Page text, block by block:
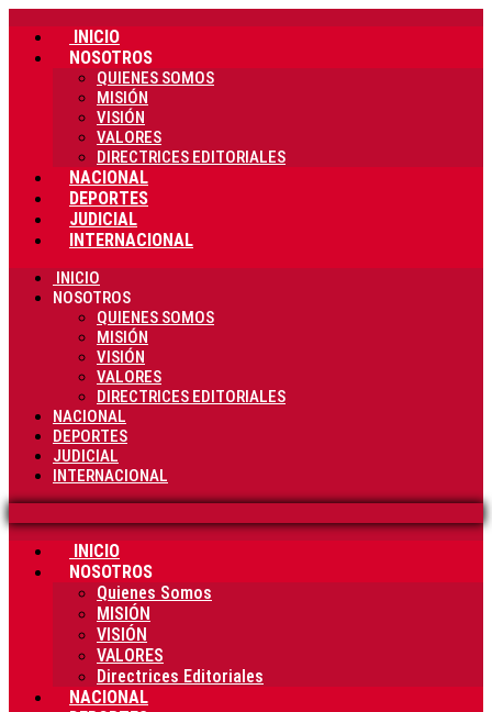
contenido
INICIO
NOSOTROS
QUIENES SOMOS
MISIÓN
VISIÓN
VALORES
DIRECTRICES EDITORIALES
NACIONAL
DEPORTES
JUDICIAL
INTERNACIONAL
INICIO
NOSOTROS
QUIENES SOMOS
MISIÓN
VISIÓN
VALORES
DIRECTRICES EDITORIALES
NACIONAL
DEPORTES
JUDICIAL
INTERNACIONAL
INICIO
NOSOTROS
Quienes Somos
MISIÓN
VISIÓN
VALORES
Directrices Editoriales
NACIONAL